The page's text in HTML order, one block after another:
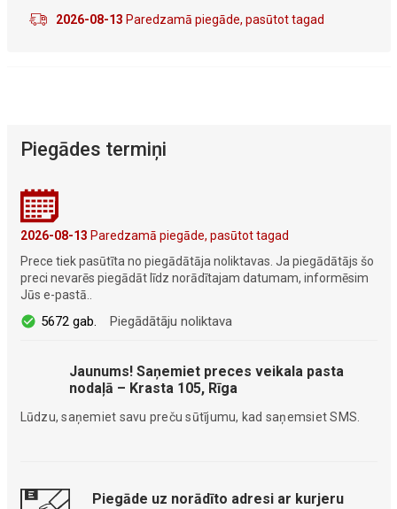
2026-08-13 Paredzamā piegāde, pasūtot tagad
Piegādes termiņi
2026-08-13 Paredzamā piegāde, pasūtot tagad
Prece tiek pasūtīta no piegādātāja noliktavas. Ja piegādātājs šo
preci nevarēs piegādāt līdz norādītajam datumam, informēsim
Jūs e-pastā..
5672 gab. Piegādātāju noliktava
Jaunums! Saņemiet preces veikala pasta
nodaļā – Krasta 105, Rīga
Lūdzu, saņemiet savu preču sūtījumu, kad saņemsiet SMS.
Piegāde uz norādīto adresi ar kurjeru